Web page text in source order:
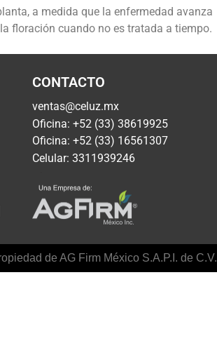
a medida que la enfermedad avanza
floración cuando no es tratada a tiempo.
CONTACTO
ventas@celuz.mx
Oficina: +52 (33) 38619925
Oficina: +52 (33) 16561307
Celular: 3311939246
de AG Firm México S.A.P.I. de C.V.